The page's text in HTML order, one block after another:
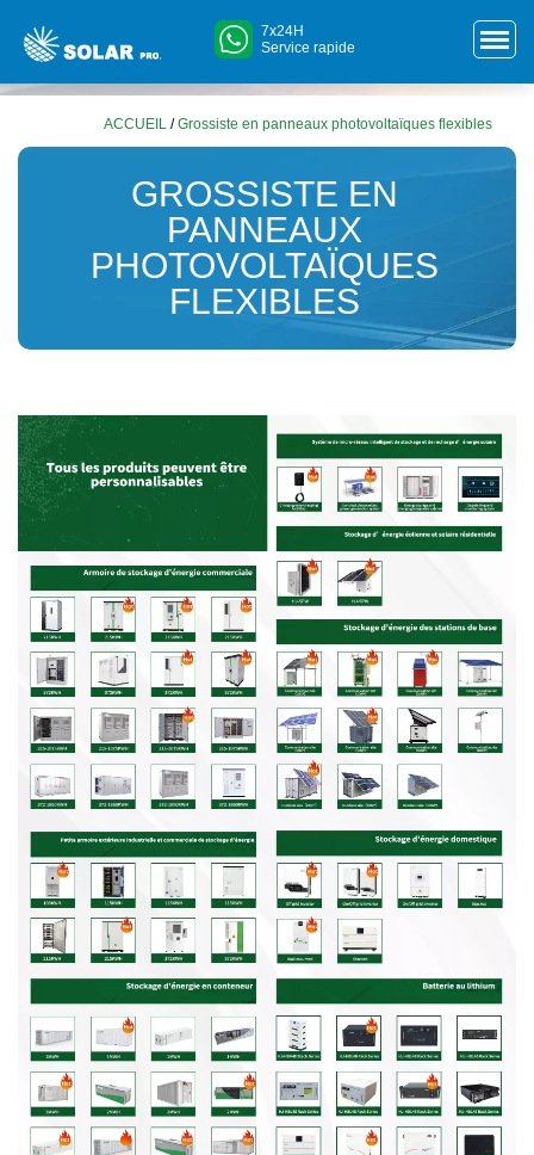
7x24H
Service rapide
ACCUEIL /Grossiste en panneaux photovoltaïques flexibles
GROSSISTE EN
PANNEAUX
PHOTOVOLTAÏQUES
FLEXIBLES